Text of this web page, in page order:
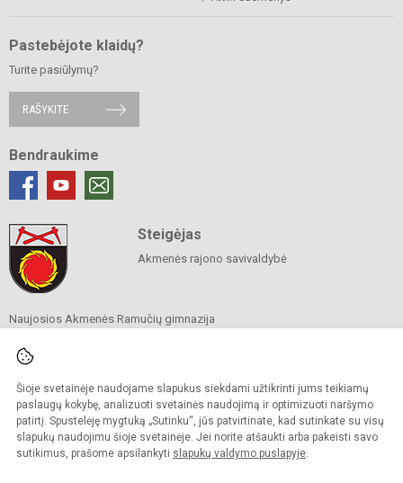
Šioje svetainėje naudojame slapukus siekdami užtikrinti jums teikiamų
paslaugų kokybę, analizuoti svetainės naudojimą ir optimizuoti naršymo
patirtį. Spustelėję mygtuką „Sutinku“, jūs patvirtinate, kad sutinkate su visų
slapukų naudojimu šioje svetainėje. Jei norite atšaukti arba pakeisti savo
sutikimus, prašome apsilankyti slapukų valdymo puslapyje.
Pastebėjote klaidų?
Turite pasiūlymų?
RAŠYKITE
Bendraukime
Steigėjas
Akmenės rajono savivaldybė
Naujosios Akmenės Ramučių gimnazija
Ramučių g. 5, Naujoji Akmenė 85159
Tel.+370 425 56 853
El. p.rastine@ramuciugimnazija.lt
Duomenys kaupiami ir saugomi
Juridinių asmenų registre
Įmonės kodas 300008683